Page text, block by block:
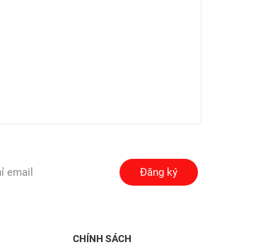
Đăng ký
CHÍNH SÁCH